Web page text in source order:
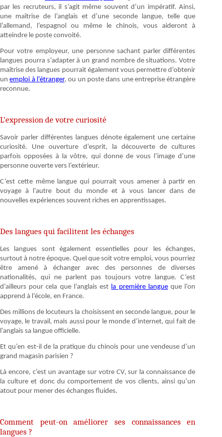
par les recruteurs, il s’agit même souvent d’un impératif. Ainsi,
une maîtrise de l’anglais et d’une seconde langue, telle que
l’allemand, l’espagnol ou même le chinois, vous aideront à
atteindre le poste convoité.
Pour votre employeur, une personne sachant parler différentes
langues pourra s’adapter à un grand nombre de situations. Votre
maîtrise des langues pourrait également vous permettre d’obtenir
unemploi à l’étranger, ou un poste dans une entreprise étrangère
reconnue.
L’expression de votre curiosité
Savoir parler différentes langues dénote également une certaine
curiosité. Une ouverture d’esprit, la découverte de cultures
parfois opposées à la vôtre, qui donne de vous l’image d’une
personne ouverte vers l’extérieur.
C’est cette même langue qui pourrait vous amener à partir en
voyage à l’autre bout du monde et à vous lancer dans de
nouvelles expériences souvent riches en apprentissages.
Des langues qui facilitent les échanges
Les langues sont également essentielles pour les échanges,
surtout à notre époque. Quel que soit votre emploi, vous pourriez
être amené à échanger avec des personnes de diverses
nationalités, qui ne parlent pas toujours votre langue. C’est
d’ailleurs pour cela que l’anglais est la première langueque l’on
apprend à l’école, en France.
Des millions de locuteurs la choisissent en seconde langue, pour le
voyage, le travail, mais aussi pour le monde d’internet, qui fait de
l’anglais sa langue officielle.
Et qu’en est-il de la pratique du chinois pour une vendeuse d’un
grand magasin parisien ?
Là encore, c’est un avantage sur votre CV, sur la connaissance de
la culture et donc du comportement de vos clients, ainsi qu’un
atout pour mener des échanges fluides.
Comment peut-on améliorer ses connaissances en
langues ?